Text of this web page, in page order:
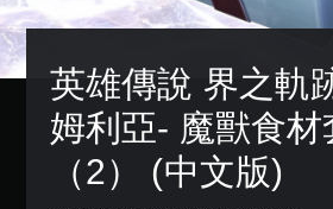
英雄傳說 界之軌
姆利亞- 魔獸食材
（2） (中文版)